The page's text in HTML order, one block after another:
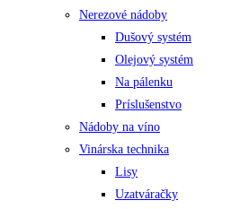
Nerezové nádoby
Dušový systém
Olejový systém
Na pálenku
Príslušenstvo
Nádoby na víno
Vinárska technika
Lisy
Uzatváračky